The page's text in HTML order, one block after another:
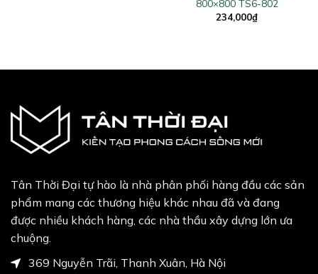
800×800 TS6-802
234,000₫
Tân Thời Đại tự hào là nhà phân phối hàng đầu các sản
phẩm mang các thương hiệu khác nhau đã và đang
được nhiều khách hàng, các nhà thầu xây dựng lớn ưa
chuộng.
369 Nguyễn Trãi, Thanh Xuân, Hà Nội